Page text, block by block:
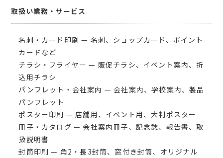
取扱い業務・サービス
名刺・カード印刷 — 名刺、ショップカード、ポイント
カードなど
チラシ・フライヤー — 販促チラシ、イベント案内、折
込用チラシ
パンフレット・会社案内 — 会社案内、学校案内、製品
パンフレット
ポスター印刷 — 店舗用、イベント用、大判ポスター
冊子・カタログ — 会社案内冊子、記念誌、報告書、取
扱説明書
封筒印刷 — 角2・長3封筒、窓付き封筒、オリジナル